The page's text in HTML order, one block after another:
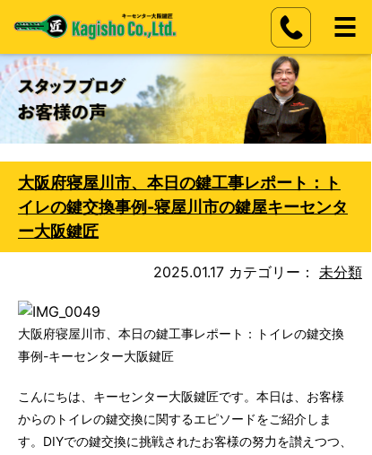
大阪府寝屋川市、本日の鍵工事レポート：ト
イレの鍵交換事例-寝屋川市の鍵屋キーセンタ
ー大阪鍵匠
2025.01.17 カテゴリー： 未分類
大阪府寝屋川市、本日の鍵工事レポート：トイレの鍵交換
事例-キーセンター大阪鍵匠
こんにちは、キーセンター大阪鍵匠です。本日は、お客様
からのトイレの鍵交換に関するエピソードをご紹介しま
す。DIYでの鍵交換に挑戦されたお客様の努力を讃えつつ、